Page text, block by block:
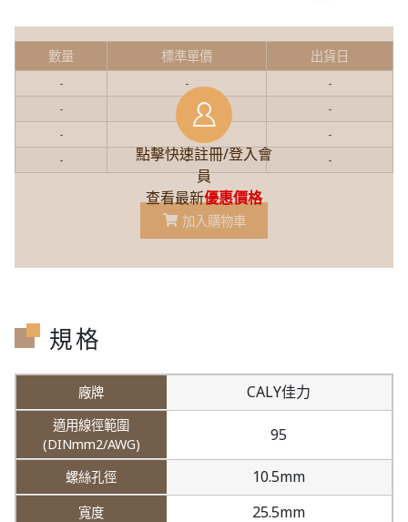
點擊快速註冊/登入會
員
查看最新優惠價格
數量 標準單價
出貨日
-
-
-
-
-
-
-
-
-
- -
加入購物車
規格
CALY佳力
95
10.5mm
25.5mm